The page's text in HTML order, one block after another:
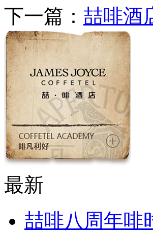
下一篇： 喆啡酒
最新
喆啡八周年啡